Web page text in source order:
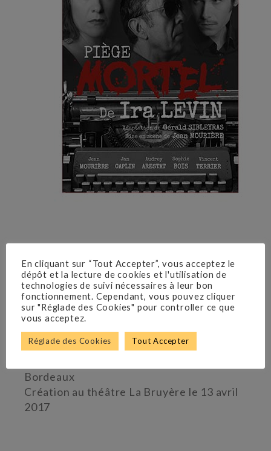
IRA LEVIN
Adaptation Gérald
Sibleyras
THÉÂTRE DES SALINIÈRES
Bordeaux
Création au théâtre La Bruyère le 13 avril
2017
En cliquant sur “Tout Accepter”, vous acceptez le
dépôt et la lecture de cookies et l'utilisation de
technologies de suivi nécessaires à leur bon
fonctionnement. Cependant, vous pouvez cliquer
sur "Réglade des Cookies" pour controller ce que
vous acceptez.
Réglade des Cookies Tout Accepter